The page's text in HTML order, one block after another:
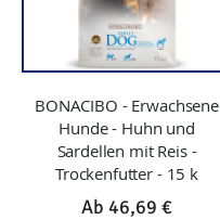
BONACIBO - Erwachsene
Hunde - Huhn und
Sardellen mit Reis -
Trockenfutter - 15 k
Ab 46,69 €